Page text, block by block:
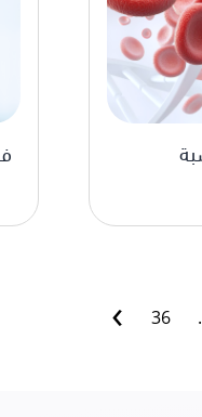
36
›